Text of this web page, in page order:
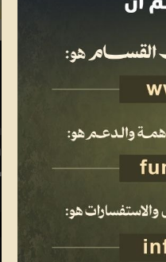
أخبار وتقارير
فيديو
مقالات
القسام ©2026